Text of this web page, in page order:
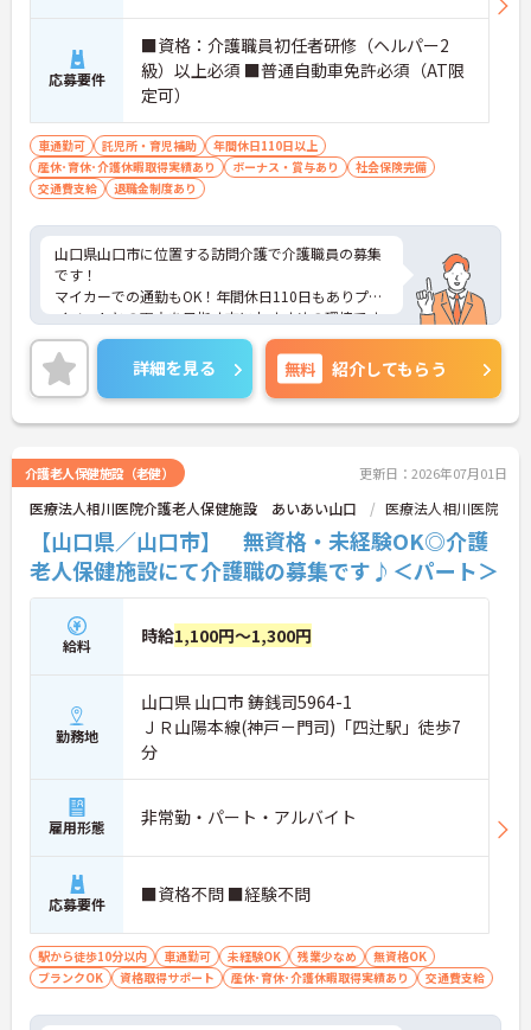
応募要件
■資格：介護職員初任者研修（ヘルパー2
級）以上必須 ■普通自動車免許必須（AT限
定可）
車通勤可 託児所・育児補助
年間休日110日以上
産休･育休･介護休暇取得実績あり
ボーナス・賞与あり
社会保険完備
交通費支給
退職金制度あり
山口県山口市に位置する訪問介護で介護職員の募集
です！
マイカーでの通勤もOK！年間休日110日もありプラ
イベートとの両立を目指す方におすすめの環境です
◎昇給や賞与制度があり、頑張りが評価されてしっ
かりと還元されます。さらに各種手当も充実してい
るのは嬉しいポイントです◎利用可能な託児施設も
あり、小さなお子さんがいる方でも安心して働くこ
とができる環境です！フォロー体制もあり、経験に
こちらの求人にご興味がございましたら面接のポイ
ントもお伝えしますので是非ご応募お待ちしており
ます。
詳細を見る 無料 紹介してもらう
介護老人保健施設（老健） 更新日：2026年07月01日
医療法人相川医院介護老人保健施設 あいあい山口 医療法人相川医院
【山口県／山口市】 無資格・未経験OK◎介護
老人保健施設にて介護職の募集です♪＜パート＞
給料 時給1,100円～1,300円
勤務地
山口県 山口市 鋳銭司5964-1
ＪＲ山陽本線(神戸－門司)「四辻駅」徒歩7
分
雇用形態 非常勤・パート・アルバイト
応募要件 ■資格不問 ■経験不問
駅から徒歩10分以内 車通勤可 未経験OK 残業少なめ
無資格OK
ブランクOK
資格取得サポート 産休･育休･介護休暇取得実績あり 交通費支給